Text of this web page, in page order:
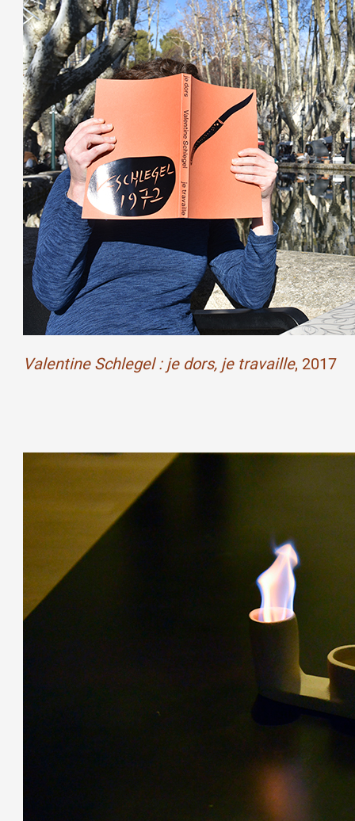
Artistes
De A à Z
Année par année
Collection vidéos
Candidater
Valentine Schlegel : je dors, je travaille, 2017